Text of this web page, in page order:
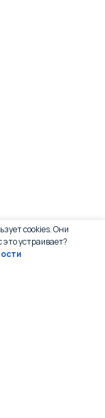
cookies. Они
устраивает?